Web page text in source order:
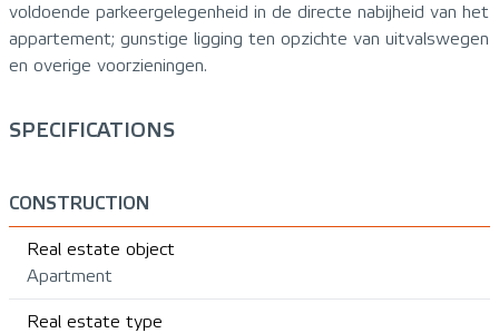
voldoende parkeergelegenheid in de directe nabijheid van het
appartement; gunstige ligging ten opzichte van uitvalswegen
en overige voorzieningen.
SPECIFICATIONS
CONSTRUCTION
Real estate object
Apartment
Real estate type